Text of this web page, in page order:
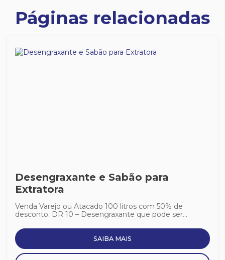
Páginas relacionadas
Desengraxante e Sabão para
Extratora
Venda Varejo ou Atacado 100 litros com 50% de
desconto. DR 10 – Desengraxante que pode ser...
SAIBA MAIS